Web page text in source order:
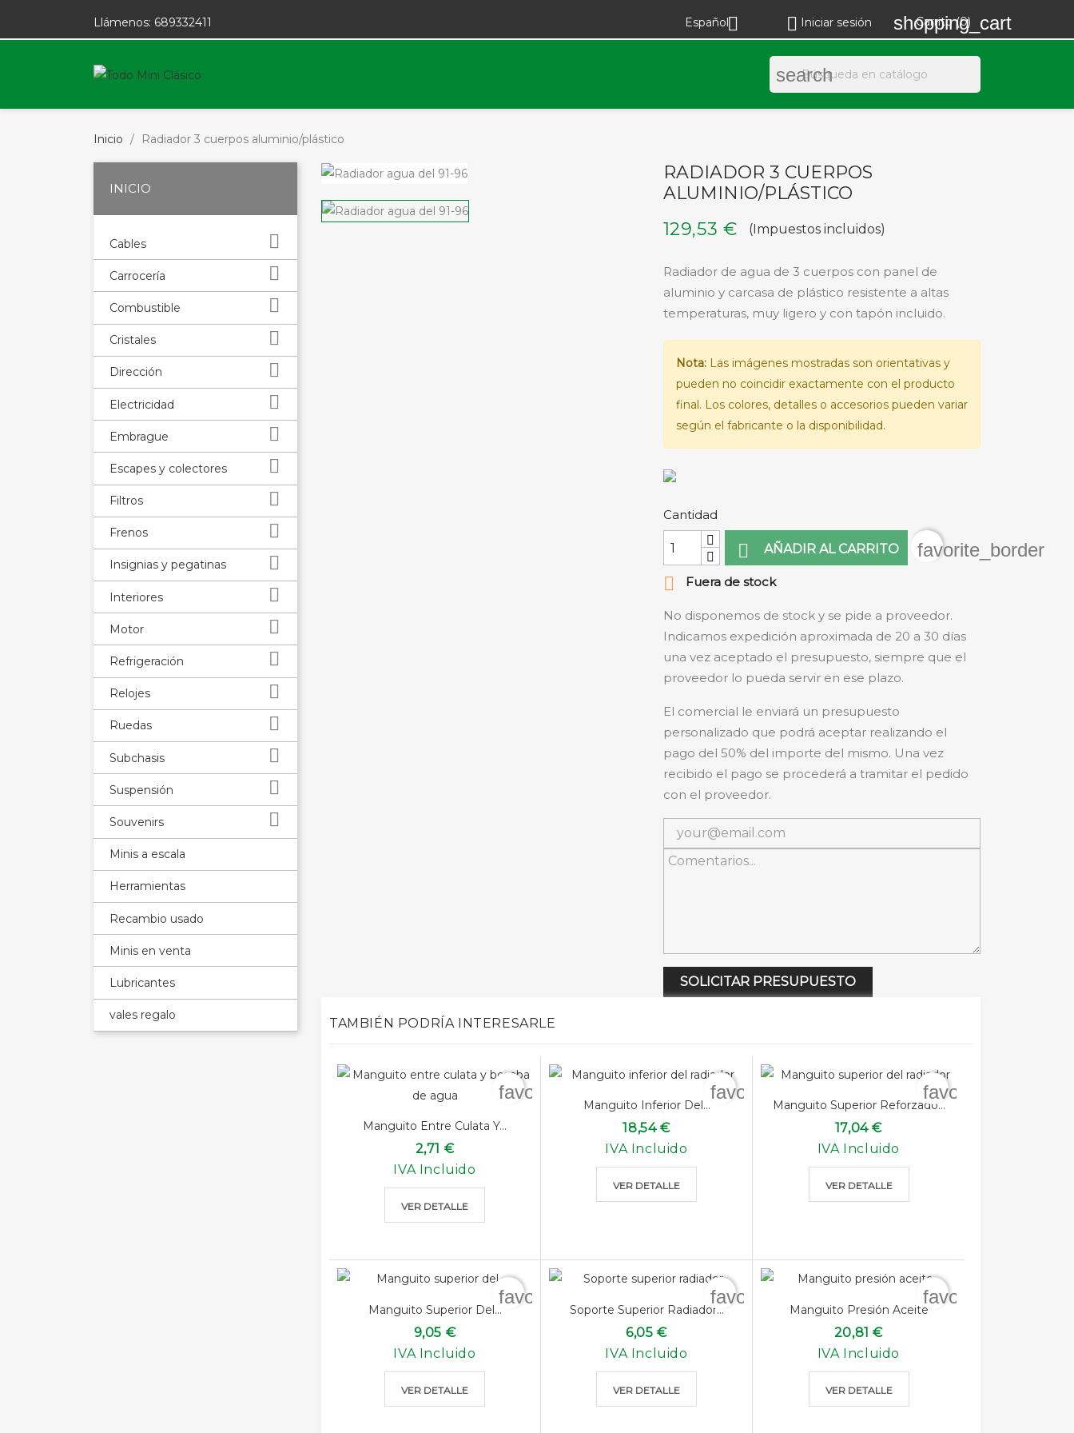
Llámenos: 689332411 Español  Iniciar sesión shopping_cart
Carrito (0)
search
Inicio Radiador 3 cuerpos aluminio/plástico
INICIO
Cables 
Carrocería 
Combustible 
Cristales 
Dirección 
Electricidad 
Embrague 
Escapes y colectores 
Filtros 
Frenos 
Insignias y pegatinas 
Interiores 
Motor 
Refrigeración 
Relojes 
Ruedas 
Subchasis 
Suspensión 
Souvenirs 
Minis a escala
Herramientas
Recambio usado
Minis en venta
Lubricantes
vales regalo
RADIADOR 3 CUERPOS
ALUMINIO/PLÁSTICO
129,53 €
(Impuestos incluidos)
Radiador de agua de 3 cuerpos con panel de
aluminio y carcasa de plástico resistente a altas
temperaturas, muy ligero y con tapón incluido.
Nota:Las imágenes mostradas son orientativas y
pueden no coincidir exactamente con el producto
final. Los colores, detalles o accesorios pueden variar
según el fabricante o la disponibilidad.
Cantidad
 AÑADIR AL CARRITO
favorite_border

Fuera de stock
No disponemos de stock y se pide a proveedor.
Indicamos expedición aproximada de 20 a 30 días
una vez aceptado el presupuesto, siempre que el
proveedor lo pueda servir en ese plazo.
El comercial le enviará un presupuesto
personalizado que podrá aceptar realizando el
pago del 50% del importe del mismo. Una vez
recibido el pago se procederá a tramitar el pedido
con el proveedor.
SOLICITAR PRESUPUESTO
TAMBIÉN PODRÍA INTERESARLE
Manguito Entre Culata Y...
2,71 €
IVA Incluido
VER DETALLE
favorite_border
Manguito Inferior Del...
18,54 €
IVA Incluido
VER DETALLE
favorite_border
Manguito Superior Reforzado...
17,04 €
IVA Incluido
VER DETALLE
favorite_border
Manguito Superior Del...
9,05 €
IVA Incluido
VER DETALLE
favorite_border
Soporte Superior Radiador...
6,05 €
IVA Incluido
VER DETALLE
favorite_border
Manguito Presión Aceite
20,81 €
IVA Incluido
VER DETALLE
favorite_border